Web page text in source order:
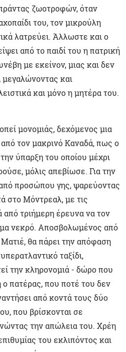
ζωοτροφών, όταν
του, τον μικρούλη
λατρεύει. Άλλωστε και ο
από το παιδί του η πατρική
με εκείνον, μιας και δεν
μεγαλώνοντας και
και μόνο η μητέρα του.
μονομιάς, δεχόμενος μια
τον μακρινό Καναδά, πως ο
ύπαρξη του οποίου μέχρι
μόλις απεβίωσε. Για την
προσώπου γης, ψαρεύοντας
στο Μόντρεαλ, με τις
τριήμερη έρευνα να τον
νεκρό. Αποσβολωμένος από
Ματιέ, θα πάρει την απόφαση
ταξίδι,
την κληρονομιά - δώρο που
πατέρας, που ποτέ του δεν
από κοντά τους δύο
που βρίσκονται σε
την απώλεια του. Χρέη
του εκλιπόντος και